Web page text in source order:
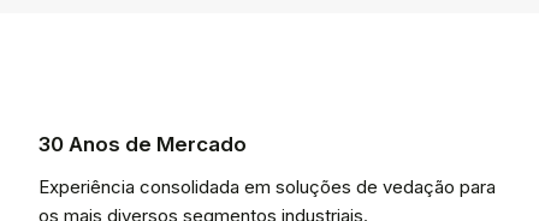
30 Anos de Mercado
Experiência consolidada em soluções de vedação para
os mais diversos segmentos industriais.